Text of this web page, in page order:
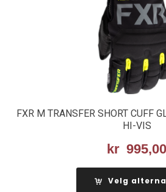
FXR M TRANSFER SHORT CUFF
HI-VIS
kr 995,00
Velg